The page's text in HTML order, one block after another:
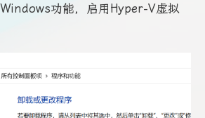
功能，启用Hyper-V虚拟